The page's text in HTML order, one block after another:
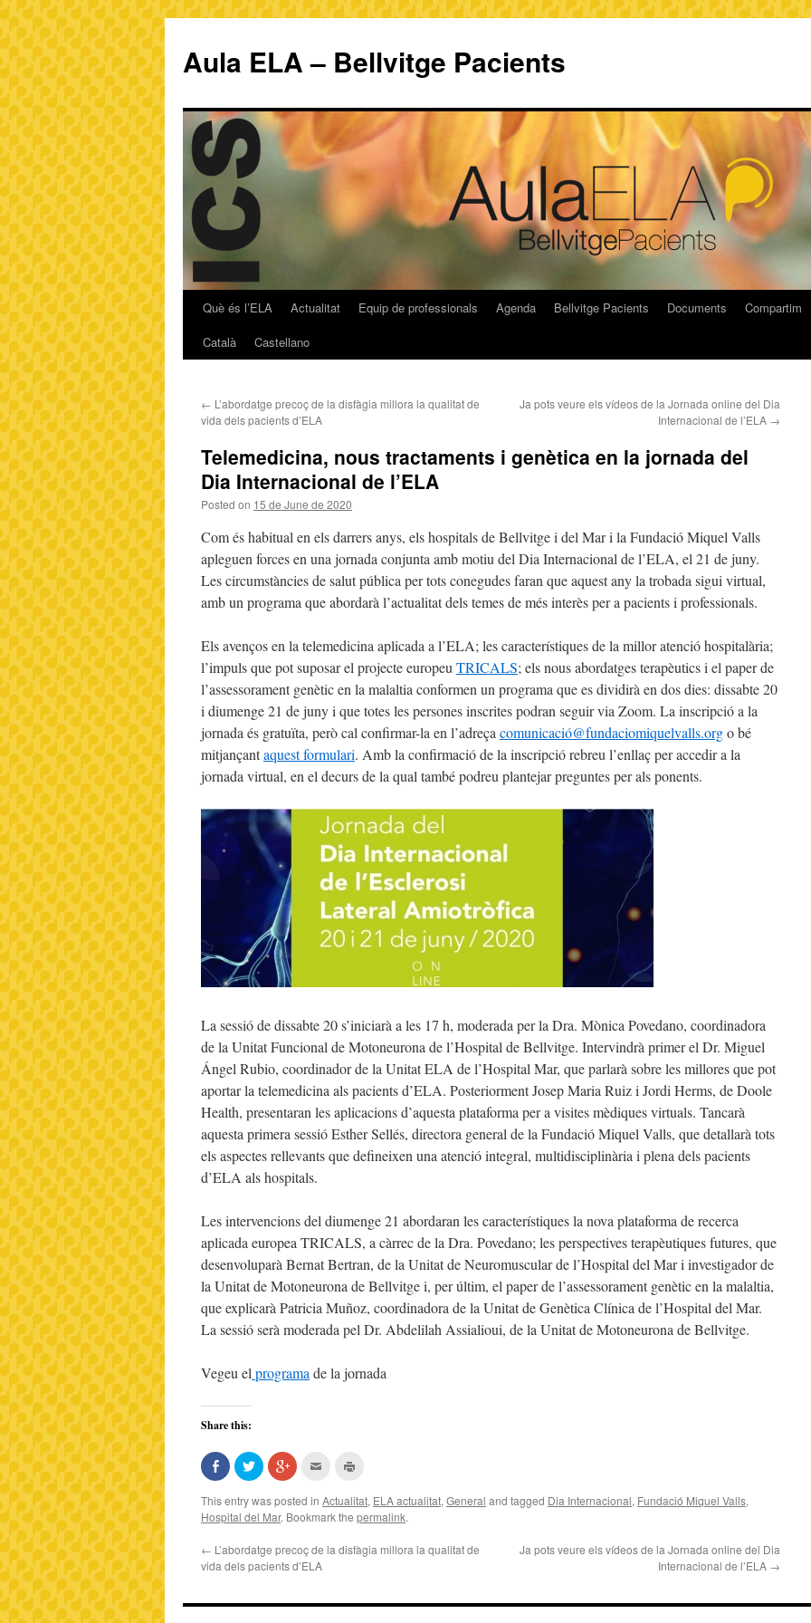
Aula ELA – Bellvitge Pacients
Què és l’ELA Actualitat Equip de professionals Agenda Bellvitge Pacients Documents Compartim
Català
Castellano
← L’abordatge precoç de la disfàgia millora la qualitat de
vida dels pacients d’ELA
Ja pots veure els vídeos de la Jornada online del Dia
Internacional de l’ELA →
Telemedicina, nous tractaments i genètica en la jornada del
Dia Internacional de l’ELA
Posted on 15 de June de 2020
Com és habitual en els darrers anys, els hospitals de Bellvitge i del Mar i la Fundació Miquel Valls
apleguen forces en una jornada conjunta amb motiu del Dia Internacional de l’ELA, el 21 de juny.
Les circumstàncies de salut pública per tots conegudes faran que aquest any la trobada sigui virtual,
amb un programa que abordarà l’actualitat dels temes de més interès per a pacients i professionals.
Els avenços en la telemedicina aplicada a l’ELA; les característiques de la millor atenció hospitalària;
l’impuls que pot suposar el projecte europeu TRICALS; els nous abordatges terapèutics i el paper de
l’assessorament genètic en la malaltia conformen un programa que es dividirà en dos dies: dissabte 20
i diumenge 21 de juny i que totes les persones inscrites podran seguir via Zoom. La inscripció a la
jornada és gratuïta, però cal confirmar-la en l’adreça comunicació@fundaciomiquelvalls.orgo bé
mitjançantaquest formulari. Amb la confirmació de la inscripció rebreu l’enllaç per accedir a la
jornada virtual, en el decurs de la qual també podreu plantejar preguntes per als ponents.
La sessió de dissabte 20 s’iniciarà a les 17 h, moderada per la Dra. Mònica Povedano, coordinadora
de la Unitat Funcional de Motoneurona de l’Hospital de Bellvitge. Intervindrà primer el Dr. Miguel
Ángel Rubio, coordinador de la Unitat ELA de l’Hospital Mar, que parlarà sobre les millores que pot
aportar la telemedicina als pacients d’ELA. Posteriorment Josep Maria Ruiz i Jordi Herms, de Doole
Health, presentaran les aplicacions d’aquesta plataforma per a visites mèdiques virtuals. Tancarà
aquesta primera sessió Esther Sellés, directora general de la Fundació Miquel Valls, que detallarà tots
els aspectes rellevants que defineixen una atenció integral, multidisciplinària i plena dels pacients
d’ELA als hospitals.
Les intervencions del diumenge 21 abordaran les característiques la nova plataforma de recerca
aplicada europea TRICALS, a càrrec de la Dra. Povedano; les perspectives terapèutiques futures, que
desenvoluparà Bernat Bertran, de la Unitat de Neuromuscular de l’Hospital del Mar i investigador de
la Unitat de Motoneurona de Bellvitge i, per últim, el paper de l’assessorament genètic en la malaltia,
que explicarà Patricia Muñoz, coordinadora de la Unitat de Genètica Clínica de l’Hospital del Mar.
La sessió serà moderada pel Dr. Abdelilah Assialioui, de la Unitat de Motoneurona de Bellvitge.
Vegeu el programa de la jornada
Share this:
Share
on
Facebook
(Opens
in
new
Click
to
share
on
Twitter
(Opens
window)
Click
to
on
Google+
(Opens
window)
Click
this
to
a
in
(Opens
in
new
This entry was posted in Actualitat, ELA actualitat, General and tagged Dia Internacional, Fundació Miquel Valls,
Hospital del Mar. Bookmark the permalink.
← L’abordatge precoç de la disfàgia millora la qualitat de
vida dels pacients d’ELA
Ja pots veure els vídeos de la Jornada online del Dia
Internacional de l’ELA →